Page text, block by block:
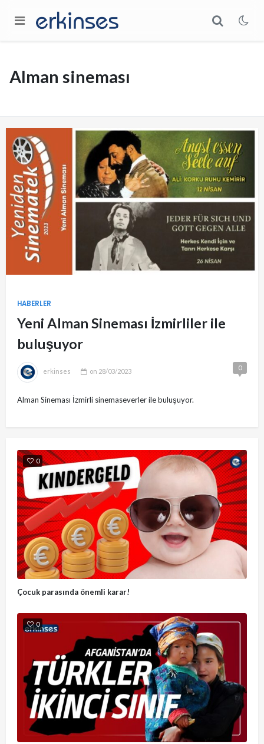
Alman sineması
HABERLER
Yeni Alman Sineması İzmirliler ile
buluşuyor
erkinses on 28/03/2023 0
Alman Sineması İzmirli sinemaseverler ile buluşuyor.
0
Çocuk parasında önemli karar!
0